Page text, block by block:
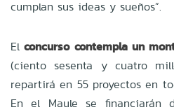
cumplan sus ideas y sueños”.
Elconcurso contempla un
(ciento sesenta y cuatro
repartirá en 55 proyectos en
En el Maule se financiarán